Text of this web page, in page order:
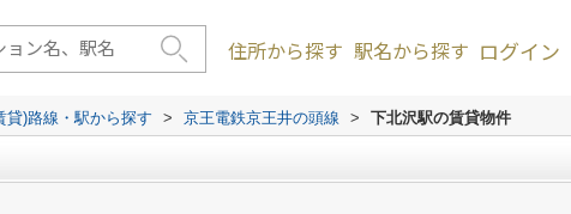
住所から探す 駅名から探す ログイン
貸)路線・駅から探す > 京王電鉄京王井の頭線 > 下北沢駅の賃貸物件